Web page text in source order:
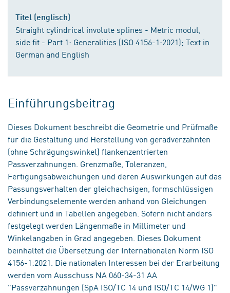
Titel (englisch)
Straight cylindrical involute splines - Metric modul,
side fit - Part 1: Generalities (ISO 4156-1:2021); Text in
German and English
Einführungsbeitrag
Dieses Dokument beschreibt die Geometrie und Prüfmaße
für die Gestaltung und Herstellung von geradverzahnten
(ohne Schrägungswinkel) flankenzentrierten
Passverzahnungen. Grenzmaße, Toleranzen,
Fertigungsabweichungen und deren Auswirkungen auf das
Passungsverhalten der gleichachsigen, formschlüssigen
Verbindungselemente werden anhand von Gleichungen
definiert und in Tabellen angegeben. Sofern nicht anders
festgelegt werden Längenmaße in Millimeter und
Winkelangaben in Grad angegeben. Dieses Dokument
beinhaltet die Übersetzung der Internationalen Norm ISO
4156-1:2021. Die nationalen Interessen bei der Erarbeitung
werden vom Ausschuss NA 060-34-31 AA
"Passverzahnungen (SpA ISO/TC 14 und ISO/TC 14/WG 1)"